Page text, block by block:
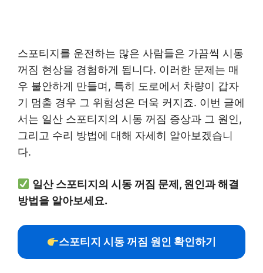
스포티지를 운전하는 많은 사람들은 가끔씩 시동
꺼짐 현상을 경험하게 됩니다. 이러한 문제는 매
우 불안하게 만들며, 특히 도로에서 차량이 갑자
기 멈출 경우 그 위험성은 더욱 커지죠. 이번 글에
서는 일산 스포티지의 시동 꺼짐 증상과 그 원인,
그리고 수리 방법에 대해 자세히 알아보겠습니
다.
일산 스포티지의 시동 꺼짐 문제, 원인과 해결
방법을 알아보세요.
스포티지 시동 꺼짐 원인 확인하기